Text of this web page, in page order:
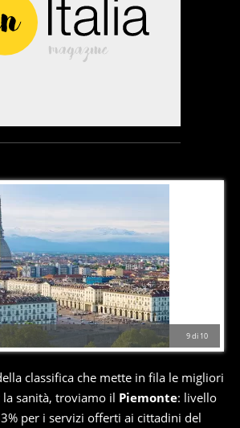
9di 10
classifica che mette in fila le migliori
sanità, troviamo il Piemonte: livello
per i servizi offerti ai cittadini del